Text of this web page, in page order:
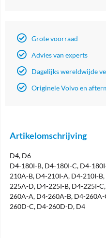
Grote voorraad
Advies van experts
Dagelijks wereldwijde
Originele Volvo en
Artikelomschrijving
D4, D6
D4-180I-B, D4-180I-C, D4-
210A-B, D4-210I-A, D4-210I-
225A-D, D4-225I-B, D4-225I-
260A-A, D4-260A-B, D4-
260D-C, D4-260D-D, D4